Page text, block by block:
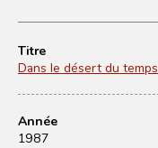
Titre
Dans le désert du temps
Année
1987